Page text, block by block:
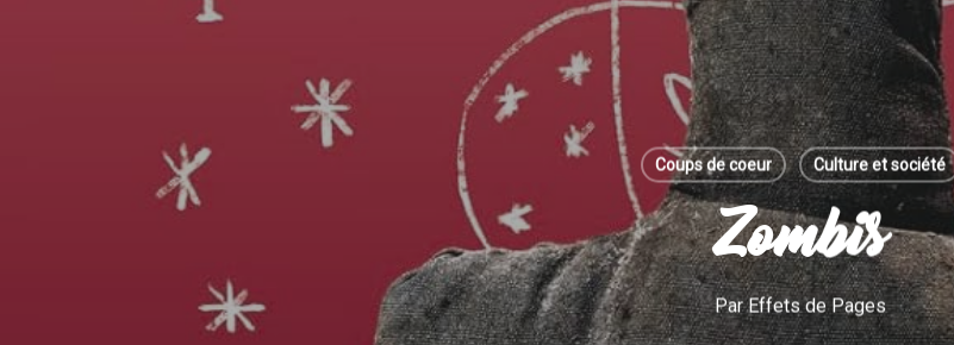
Coups de coeur Culture et société
Zombis
Par Effets de Pages